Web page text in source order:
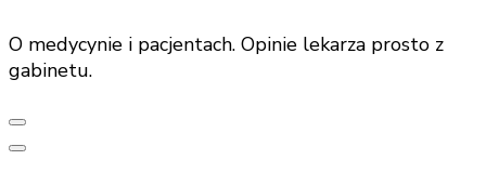
O medycynie i pacjentach. Opinie lekarza prosto z
gabinetu.